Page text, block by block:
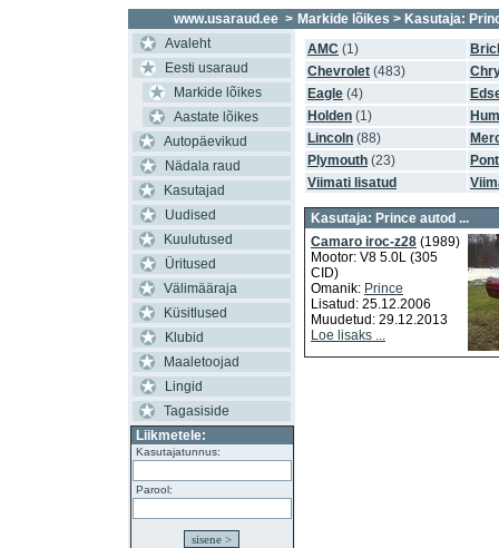
www.usaraud.ee >
Avaleht
Eesti usaraud
Markide lõikes
Aastate lõikes
Autopäevikud
Nädala raud
Kasutajad
Uudised
Kuulutused
Üritused
Välimääraja
Küsitlused
Klubid
Maaletoojad
Lingid
Tagasiside
Liikmetele:
Kasutajatunnus:
Parool:
Markide lõikes > Kasutaja:
AMC (1)
Chevrolet (483)
Eagle (4)
Holden (1)
Lincoln (88)
Plymouth (23)
Viimati lisatud
Kasutaja: Prince autod ...
Camaro iroc-z28 (1989)
Mootor: V8 5.0L (305
CID)
Omanik: Prince
Lisatud: 25.12.2006
Muudetud: 29.12.2013
Loe lisaks ...